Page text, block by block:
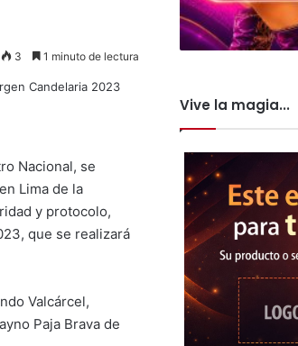
3 1 minuto de lectura
Nacional, se
Lima de la
y protocolo,
que se realizará
Valcárcel,
Paja Brava de
Vive la magia...